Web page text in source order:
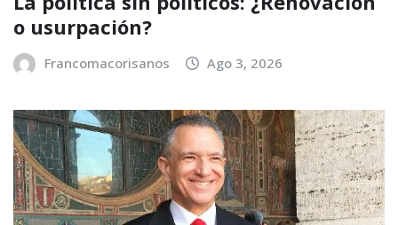
o usurpación?
Francomacorisanos Ago 3, 2026